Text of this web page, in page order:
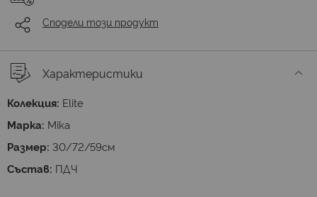
Сподели този продукт
Характеристики
Колекция: Elite
Марка: Mika
Размер: 30/72/59см
Състав: ПДЧ